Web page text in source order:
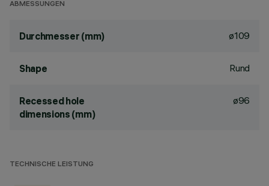
ABMESSUNGEN
Durchmesser (mm) ø109
Shape Rund
Recessed hole
dimensions (mm)
ø96
TECHNISCHE LEISTUNG